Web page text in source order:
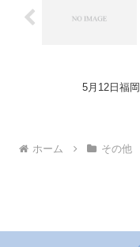
5月12日福
ホーム その他